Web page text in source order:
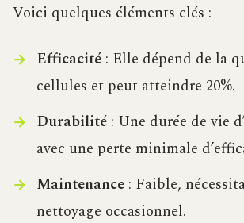
Voici quelques éléments clés :
Efficacité: Elle dépend de la
cellules et peut atteindre 20%.
Durabilité: Une durée de vie
avec une perte minimale
Maintenance: Faible,
nettoyage occasionnel.